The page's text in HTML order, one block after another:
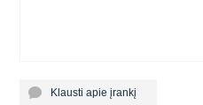
Klausti apie įrankį